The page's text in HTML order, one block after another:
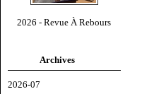
2026 - Revue À Rebours
Archives
2026-07